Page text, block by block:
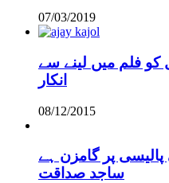
07/03/2019
کو فلم میں لینے سے
انکار
08/12/2015
پالیسی پر گامزن ہے
ساجد صداقت